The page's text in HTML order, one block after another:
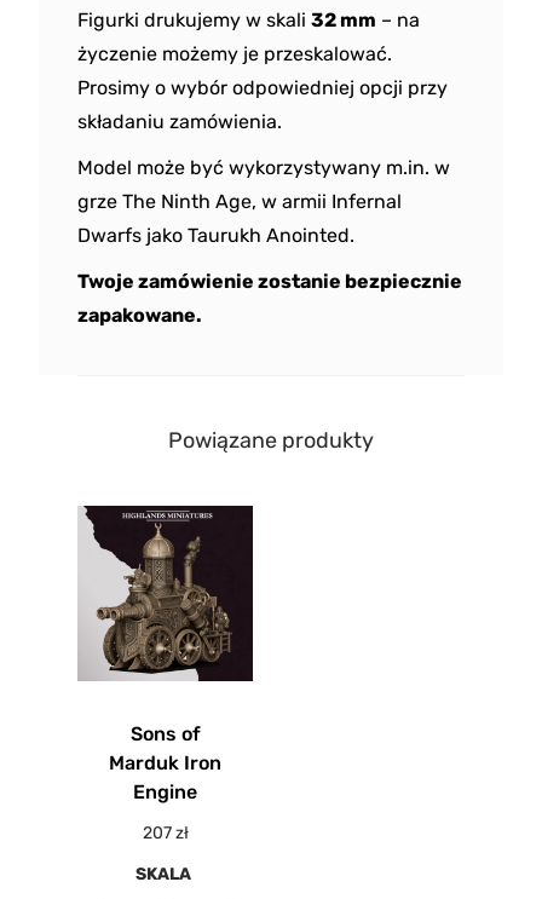
Figurki drukujemy w skali 32 mm – na
życzenie możemy je przeskalować.
Prosimy o wybór odpowiedniej opcji przy
składaniu zamówienia.
Model może być wykorzystywany m.in. w
grze The Ninth Age, w armii Infernal
Dwarfs jako Taurukh Anointed.
Twoje zamówienie zostanie bezpiecznie
zapakowane.
Powiązane produkty
Sons of
Marduk Iron
Engine
207zł
SKALA